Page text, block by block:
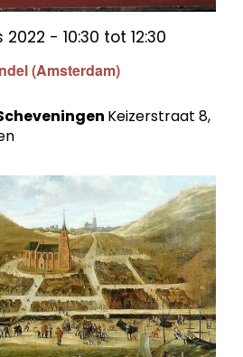
(Amsterdam)
- 10:30 tot 12:30
Keizerstraat 8,